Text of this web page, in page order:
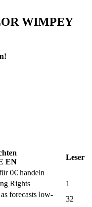
WIMPEY
EN
Leser
0€ handeln
Rights
1
forecasts low-
32